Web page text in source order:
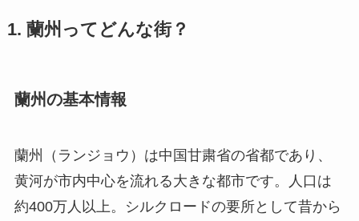
1. 蘭州ってどんな街？
蘭州の基本情報
蘭州（ランジョウ）は中国甘粛省の省都であり、
黄河が市内中心を流れる大きな都市です。人口は
約400万人以上。シルクロードの要所として昔から